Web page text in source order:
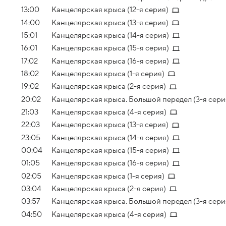
перерастают в любовные
13:00
Канцелярская крыса (12-я серия)
14:00
Канцелярская крыса (13-я серия)
15:01
Канцелярская крыса (14-я серия)
16:01
Канцелярская крыса (15-я серия)
17:02
Канцелярская крыса (16-я серия)
18:02
Канцелярская крыса (1-я серия)
19:02
Канцелярская крыса (2-я серия)
20:02
Канцелярская крыса. Большой передел (3-я
21:03
Канцелярская крыса (4-я серия)
22:03
Канцелярская крыса (13-я серия)
23:05
Канцелярская крыса (14-я серия)
00:04
Канцелярская крыса (15-я серия)
01:05
Канцелярская крыса (16-я серия)
02:05
Канцелярская крыса (1-я серия)
03:04
Канцелярская крыса (2-я серия)
03:57
Канцелярская крыса. Большой передел (3-я
04:50
Канцелярская крыса (4-я серия)